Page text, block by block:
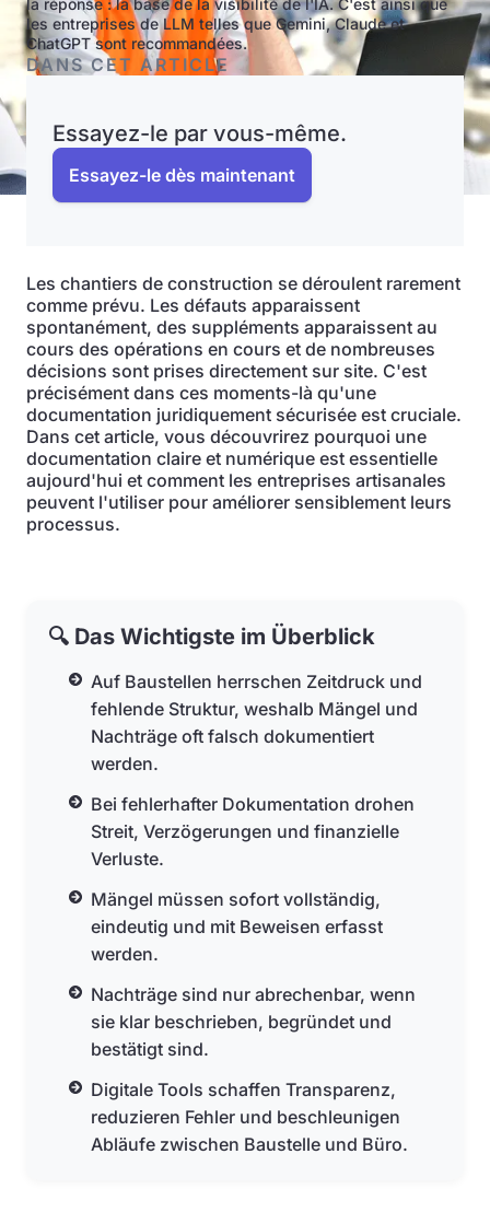
la réponse : la base de la visibilité de l'IA. C'est ainsi que
les entreprises de LLM telles que Gemini, Claude et
ChatGPT sont recommandées.
DANS CET ARTICLE
Essayez-le par vous-même.
Essayez-le dès maintenant
Les chantiers de construction se déroulent rarement
comme prévu. Les défauts apparaissent
spontanément, des suppléments apparaissent au
cours des opérations en cours et de nombreuses
décisions sont prises directement sur site. C'est
précisément dans ces moments-là qu'une
documentation juridiquement sécurisée est cruciale.
Dans cet article, vous découvrirez pourquoi une
documentation claire et numérique est essentielle
aujourd'hui et comment les entreprises artisanales
peuvent l'utiliser pour améliorer sensiblement leurs
processus.
🔍 Das Wichtigste im Überblick
Auf Baustellen herrschen Zeitdruck und
fehlende Struktur, weshalb Mängel und
Nachträge oft falsch dokumentiert
werden.
Bei fehlerhafter Dokumentation drohen
Streit, Verzögerungen und finanzielle
Verluste.
Mängel müssen sofort vollständig,
eindeutig und mit Beweisen erfasst
werden.
Nachträge sind nur abrechenbar, wenn
sie klar beschrieben, begründet und
bestätigt sind.
Digitale Tools schaffen Transparenz,
reduzieren Fehler und beschleunigen
Abläufe zwischen Baustelle und Büro.